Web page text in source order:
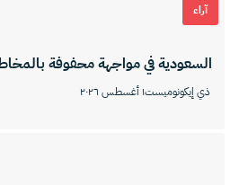
آراء
السعودية في مواجهة محفوفة
ذي إيكونوميست١ أغسطس ٢٠٢٦